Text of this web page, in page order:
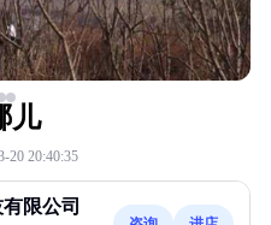
儿
20 20:40:35
限公司